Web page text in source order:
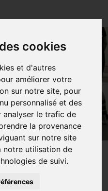
cookies
et d'autres
améliorer votre
sur notre site, pour
personnalisé et des
analyser le trafic de
la provenance
sur notre site
notre utilisation de
de suivi.
BECK